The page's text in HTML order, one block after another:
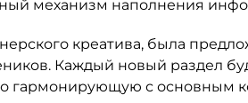
механизм наполнения
креатива, была
Каждый новый раздел
гармонирующую с основным